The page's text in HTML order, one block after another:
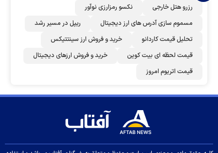
رزرو هتل خارجی
نکسو رمزارزی نوآور
مسموم سازی آدرس های ارز دیجیتال
ریپل در مسیر رشد
تحلیل قیمت کاردانو
خرید و فروش ارز سینتتیکس
قیمت لحظه ای بیت کوین
خرید و فروش ارزهای دیجیتال
قیمت اتریوم امروز